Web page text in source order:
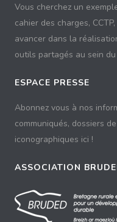
Vous cherchez un
cahier des charges,
avancer dans la
outils partagés au sein
ESPACE PRESSE
Abonnez vous à nos
communiqués, dossiers
iconographiques ici !
ASSOCIATION